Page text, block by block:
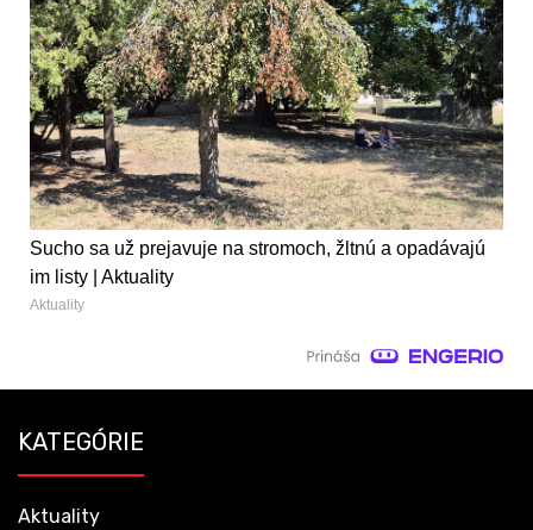
Sucho sa už prejavuje na stromoch, žltnú a opadávajú
im listy | Aktuality
Aktuality
KATEGÓRIE
Aktuality